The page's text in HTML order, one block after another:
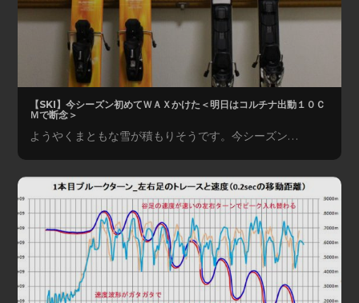
【SKI】今シーズン初めてＷＡＸかけた＜明日はコルチナ出動１０Ｃ
Ｍで断念＞
ようやくまともな雪が積もりそうです。今シーズン…